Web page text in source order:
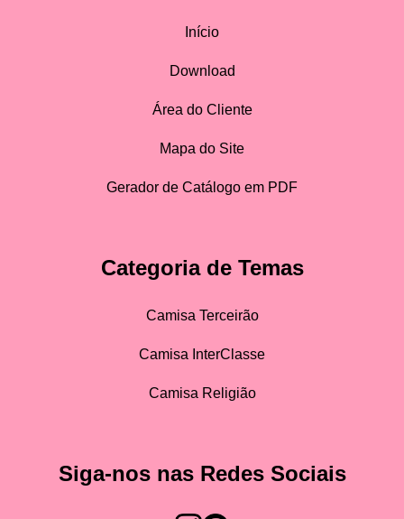
Início
Download
Área do Cliente
Mapa do Site
Gerador de Catálogo em PDF
Categoria de Temas
Camisa Terceirão
Camisa InterClasse
Camisa Religião
Siga-nos nas Redes Sociais